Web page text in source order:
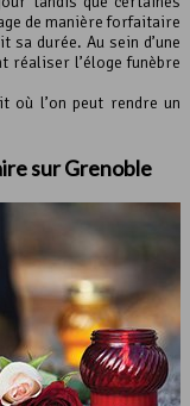
de manière forfaitaire
durée. Au sein d’une
réaliser l’éloge funèbre
où l’on peut rendre un
sur Grenoble